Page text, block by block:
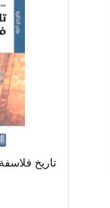
تاريخ